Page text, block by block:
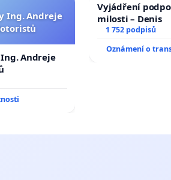
Ing. Andreje
Andreje
Vyjádření
milosti – Denis
1 752 podpisů
Oznámení o